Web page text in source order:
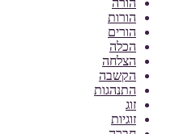
הורות
הורים
הכלה
הצלחה
הקשבה
התנהגות
זוג
זוגיות